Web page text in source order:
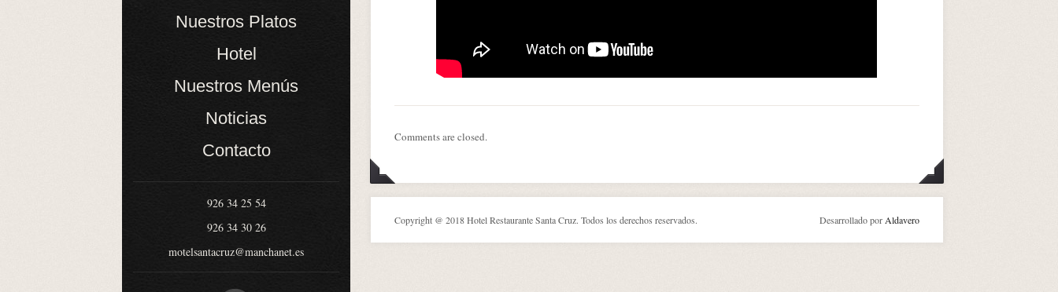
Nuestros Platos
Hotel
Nuestros Menús
Noticias
Contacto
926 34 25 54
926 34 30 26
motelsantacruz@manchanet.es
Comments are closed.
Copyright @ 2018 Hotel Restaurante Santa Cruz. Todos los derechos reservados. Desarrollado por Aldavero